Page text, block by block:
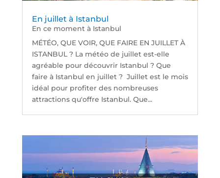
En juillet à Istanbul
En ce moment à Istanbul
MÉTÉO, QUE VOIR, QUE FAIRE EN JUILLET À
ISTANBUL ? La météo de juillet est-elle
agréable pour découvrir Istanbul ? Que
faire à Istanbul en juillet ? Juillet est le mois
idéal pour profiter des nombreuses
attractions qu'offre Istanbul. Que...